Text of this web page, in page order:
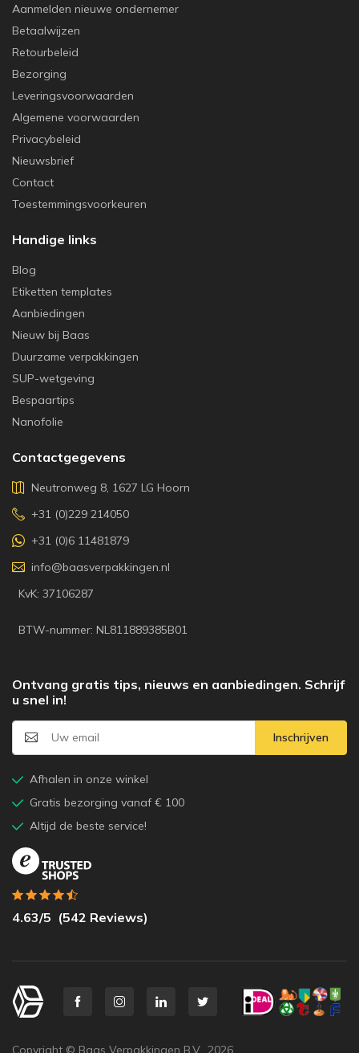
Aanmelden nieuwe ondernemer
Betaalwijzen
Retourbeleid
Bezorging
Leveringsvoorwaarden
Algemene voorwaarden
Privacybeleid
Nieuwsbrief
Contact
Toestemmingsvoorkeuren
Handige links
Blog
Etiketten templates
Aanbiedingen
Nieuw bij Baas
Duurzame verpakkingen
SUP-wetgeving
Bespaartips
Nanofolie
Contactgegevens
Neutronweg 8, 1627 LG Hoorn
+31 (0)229 214050
+31 (0)6 11481879
info@baasverpakkingen.nl
KvK: 37106287
BTW-nummer: NL811889385B01
Ontvang gratis tips, nieuws en aanbiedingen. Schrijf
u snel in!
Inschrijven
Afhalen in onze winkel
Gratis bezorging vanaf € 100
Altijd de beste service!
4.63/5 (542 Reviews)
Copyright © Baas Verpakkingen B.V., 2026